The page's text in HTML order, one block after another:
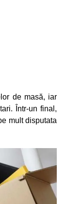
de masă, iar
Într-un final,
mult disputata